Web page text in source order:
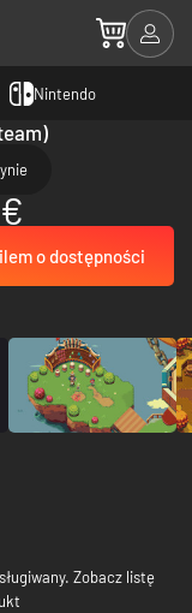
Nintendo
o dostępności
Zobacz listę